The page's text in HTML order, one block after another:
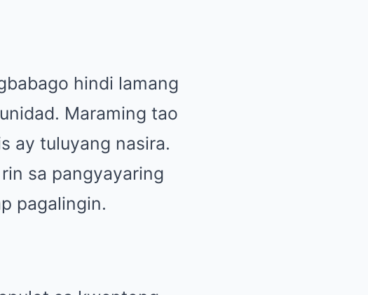
hindi lamang
Maraming tao
ay tuluyang nasira.
sa pangyayaring
pagalingin.